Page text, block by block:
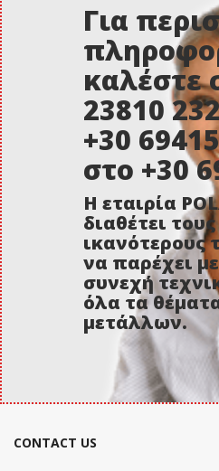
Για
καλέστε
23810
+30
στο +30
Η εταιρία
διαθέτει
ικανότερους
να παρέχει
συνεχή
όλα τα
μετάλλων.
CONTACT US